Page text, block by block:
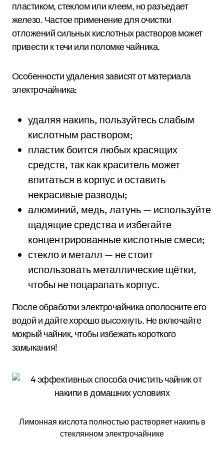
пластиком, стеклом или клеем, но разъедает
железо. Частое применение для очистки
отложений сильных кислотных растворов может
привести к течи или поломке чайника.
Особенности удаления зависят от материала
электрочайника:
удаляя накипь, пользуйтесь слабым
кислотным раствором;
пластик боится любых красящих
средств, так как краситель может
впитаться в корпус и оставить
некрасивые разводы;
алюминий, медь, латунь — используйте
щадящие средства и избегайте
концентрированные кислотные смеси;
стекло и металл — не стоит
использовать металлические щётки,
чтобы не поцарапать корпус.
После обработки электрочайника ополосните его
водой и дайте хорошо высохнуть. Не включайте
мокрый чайник, чтобы избежать короткого
замыкания!
Лимонная кислота полностью растворяет накипь в
стеклянном электрочайнике